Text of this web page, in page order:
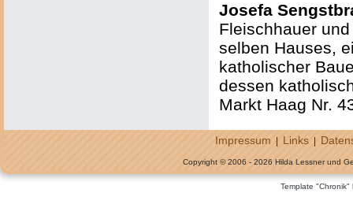
Josefa
Fleischhauer
selben Hauses,
katholischer
dessen
Markt Haag Nr.
Impressum|Links|
Copyright © 2006 - 2026 Hilda Lessner und
Template